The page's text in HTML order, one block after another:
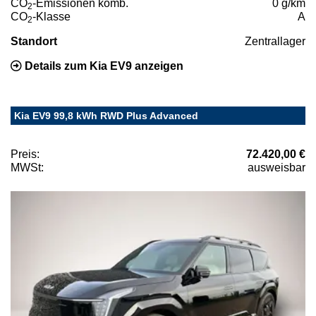
CO2-Emissionen komb.
0 g/km
CO2-Klasse A
Standort Zentrallager
Details zum Kia EV9 anzeigen
Kia EV9 99,8 kWh RWD Plus Advanced
Preis:
72.420,00 €
MWSt:
ausweisbar